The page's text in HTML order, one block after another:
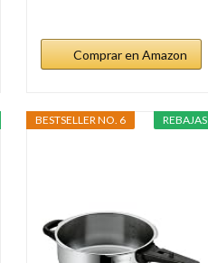
Comprar en Amazon
REBAJAS
BESTSELLER NO. 6